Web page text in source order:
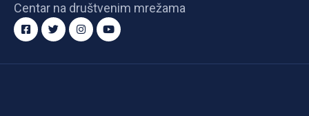
Centar na društvenim mrežama